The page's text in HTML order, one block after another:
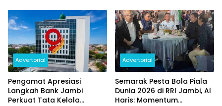
Rp144 Miliar
Advertorial
Pengamat Apresiasi
Langkah Bank Jambi
Perkuat Tata Kelola
Advertorial
Semarak Pesta Bola Piala
Dunia 2026 di RRI Jambi, Al
Haris: Momentum